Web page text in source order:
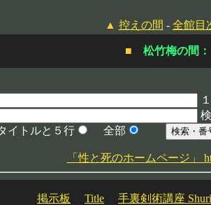
▲ 控えの間 - 全館目
■ 松竹梅の間
トルと５行 全部
「性と死のホームページ」
掲示板 Title 手裏剣術講座